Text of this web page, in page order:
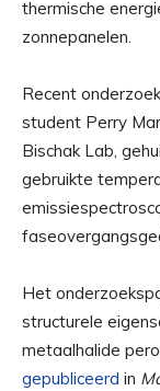
thermische
zonnepanelen.
Recent
student Perry
Bischak Lab,
gebruikte
Het
structurele
metaalhalide
gepubliceerd in